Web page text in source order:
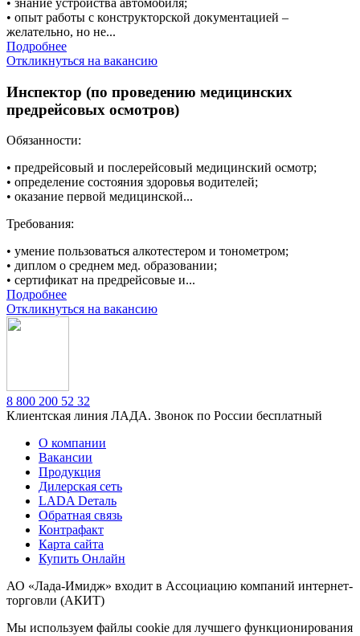
• знание устройства автомобиля;
• опыт работы с конструкторской документацией –
желательно, но не...
Подробнее
Откликнуться на вакансию
Инспектор (по проведению медицинских
предрейсовых осмотров)
Обязанности:
• предрейсовый и послерейсовый медицинский осмотр;
• определение состояния здоровья водителей;
• оказание первой медицинской...
Требования:
• умение пользоваться алкотестером и тонометром;
• диплом о среднем мед. образовании;
• сертификат на предрейсовые и...
Подробнее
Откликнуться на вакансию
8 800 200 52 32
Клиентская линия ЛАДА. Звонок по России бесплатный
О компании
Вакансии
Продукция
Дилерская сеть
LADA Dеталь
Обратная связь
Контрафакт
Карта сайта
Купить Онлайн
АО «Лада-Имидж» входит в Ассоциацию компаний интернет-
торговли (АКИТ)
Мы используем файлы cookie для лучшего функционирования